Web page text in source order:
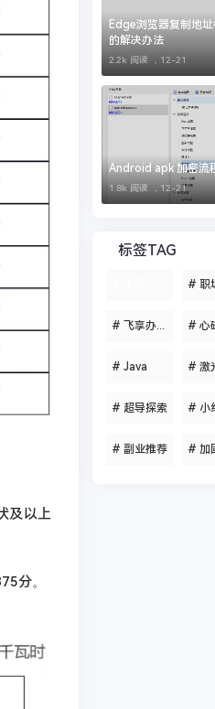
及以上
分。
Edge浏览器复制地
的解决办法
2.2k 阅读 ， 12-21
Android apk 加密流
1.8k 阅读 ， 12-21
标签TAG
# 职
# 飞享办公助手 # 心
# Java # 激
# 超导探索 # 小
# 副业推荐 # 加